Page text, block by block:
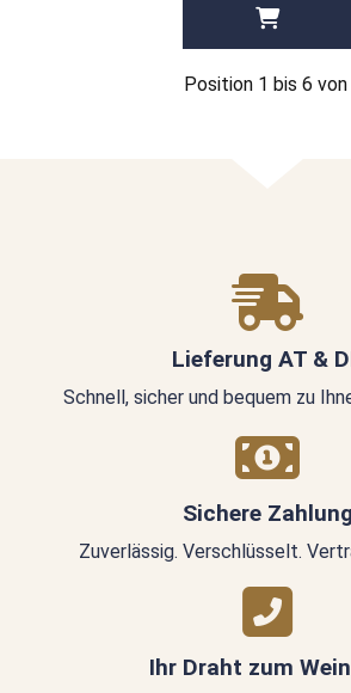
Position 1 bis 6
Lieferung AT &
Schnell, sicher und bequem zu
Sichere Zahlung
Zuverlässig. Verschlüsselt.
Ihr Draht zum